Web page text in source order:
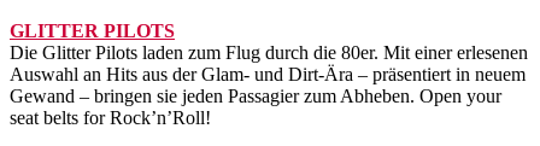
GLITTER PILOTS
Die Glitter Pilots laden zum Flug durch die 80er. Mit einer erlesenen
Auswahl an Hits aus der Glam- und Dirt-Ära – präsentiert in neuem
Gewand – bringen sie jeden Passagier zum Abheben. Open your
seat belts for Rock’n’Roll!